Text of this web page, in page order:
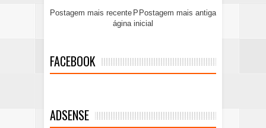
Postagem mais recente Postagem mais antiga
P
ágina inicial
FACEBOOK
ADSENSE